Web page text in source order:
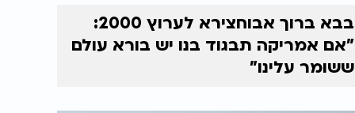
בבא ברוך אבוחצירא לערוץ 2000:
"אם אמריקה תבגוד בנו יש בורא עולם
ששומר עלינו"